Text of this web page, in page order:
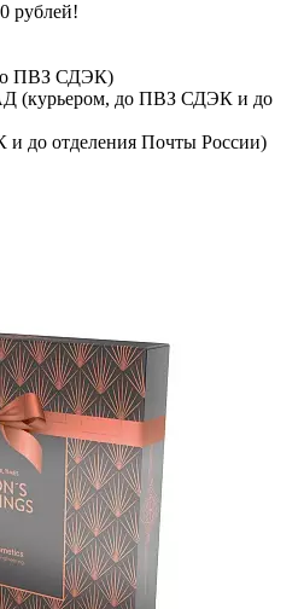
рублей!
ПВЗ СДЭК)
(курьером, до ПВЗ СДЭК и до
до отделения Почты России)